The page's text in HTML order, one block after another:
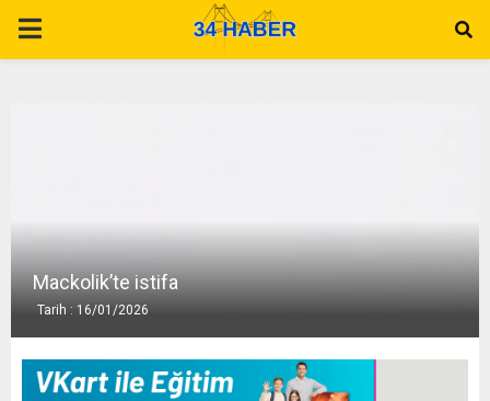
P
A
Mackolik’te istifa
Tarih : 16/01/2026